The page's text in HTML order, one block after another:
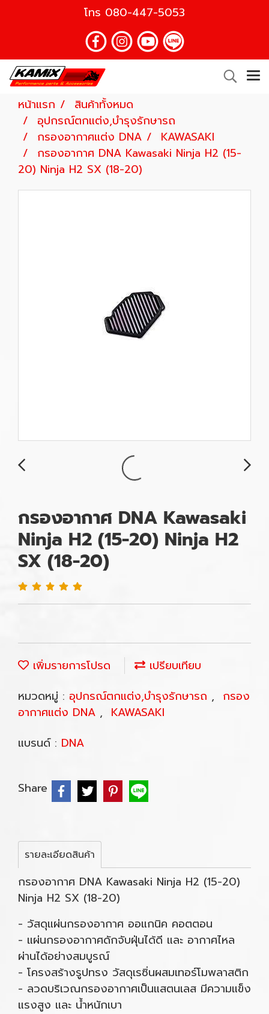
โทร 080-447-5053
หน้าแรก
สินค้าทั้งหมด
อุปกรณ์ตกแต่ง,บำรุงรักษารถ
กรองอากาศแต่ง DNA
KAWASAKI
กรองอากาศ DNA Kawasaki Ninja H2 (15-
20) Ninja H2 SX (18-20)
กรองอากาศ DNA Kawasaki
Ninja H2 (15-20) Ninja H2
SX (18-20)
เพิ่มรายการโปรด
เปรียบเทียบ
หมวดหมู่ : อุปกรณ์ตกแต่ง,บำรุงรักษารถ , กรอง
อากาศแต่ง DNA , KAWASAKI
แบรนด์ : DNA
Share
รายละเอียดสินค้า
กรองอากาศ DNA Kawasaki Ninja H2 (15-20)
Ninja H2 SX (18-20)
- วัสดุแผ่นกรองอากาศ ออแกนิค คอตตอน
- แผ่นกรองอากาศดักจับฝุ่นได้ดี และ อากาศไหล
ผ่านได้อย่างสมบูรณ์
- โครงสร้างรูปทรง วัสดุเรซิ่นผสมเทอร์โมพลาสติก
- ลวดบริเวณกรองอากาศเป็นแสตนเลส มีความแข็ง
แรงสูง และ น้ำหนักเบา